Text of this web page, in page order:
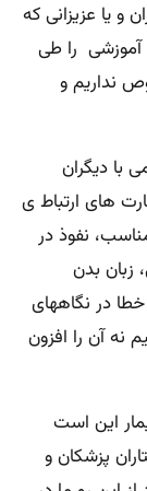
و یا عزیزانی که
آموزشی را طی
نداریم و
با دیگران
های ارتباط ی
نفوذ در
زبان بدن
خطا در نگاههای
نه آن را افزون
این است
پزشکان و